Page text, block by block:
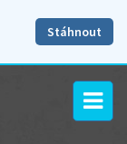
Stáhnout